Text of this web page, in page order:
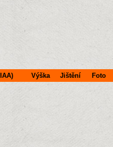
Výška Jištění
Foto